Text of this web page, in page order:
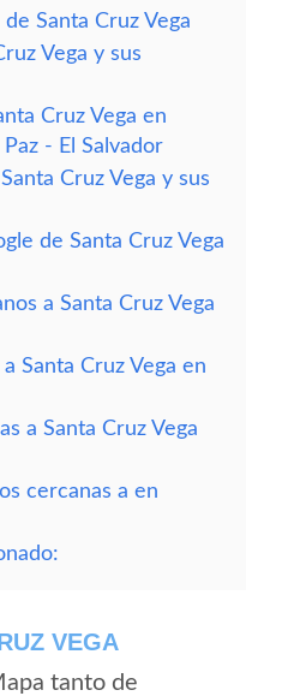
Santa Cruz Vega
Vega y sus
Cruz Vega en
- El Salvador
Cruz Vega y sus
de Santa Cruz Vega
a Santa Cruz Vega
Santa Cruz Vega en
a Santa Cruz Vega
cercanas a en
VEGA
tanto de